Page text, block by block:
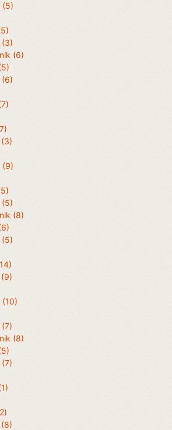
(5)
(3)
(6)
(9)
(5)
(8)
(8)